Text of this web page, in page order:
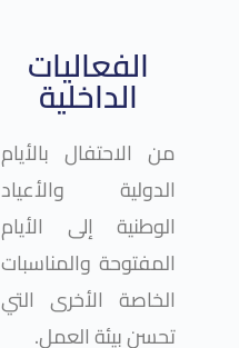
الفعاليات
الداخلية
من الاحتفال بالأيام
الدولية والأعياد
الوطنية إلى الأيام
المفتوحة والمناسبات
الخاصة الأخرى التي
تحسن بيئة العمل.